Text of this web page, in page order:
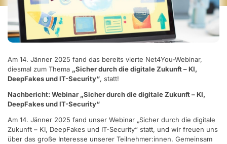
Am 14. Jänner 2025 fand das bereits vierte Net4You-Webinar,
diesmal zum Thema „Sicher durch die digitale Zukunft – KI,
DeepFakes und IT-Security“, statt!
Nachbericht: Webinar „Sicher durch die digitale Zukunft – KI,
DeepFakes und IT-Security“
Am 14. Jänner 2025 fand unser Webinar „Sicher durch die digitale
Zukunft – KI, DeepFakes und IT-Security“ statt, und wir freuen uns
über das große Interesse unserer Teilnehmer:innen. Gemeinsam